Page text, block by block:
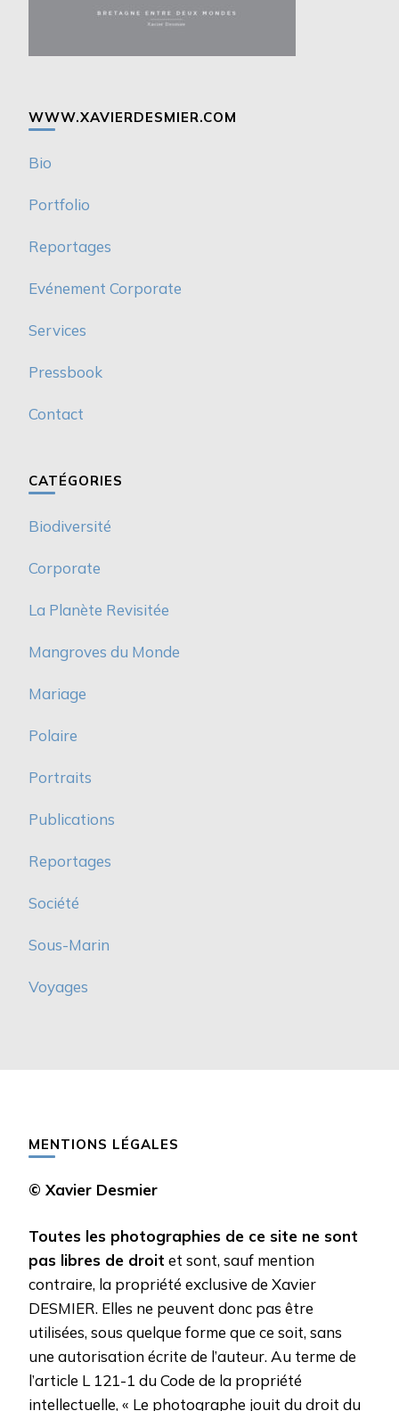
WWW.XAVIERDESMIER.COM
Bio
Portfolio
Reportages
Evénement Corporate
Services
Pressbook
Contact
CATÉGORIES
Biodiversité
Corporate
La Planète Revisitée
Mangroves du Monde
Mariage
Polaire
Portraits
Publications
Reportages
Société
Sous-Marin
Voyages
MENTIONS LÉGALES
© Xavier Desmier
Toutes les photographies de ce site ne sont
pas libres de droit et sont, sauf mention
contraire, la propriété exclusive de Xavier
DESMIER. Elles ne peuvent donc pas être
utilisées, sous quelque forme que ce soit, sans
une autorisation écrite de l’auteur. Au terme de
l’article L 121-1 du Code de la propriété
intellectuelle, « Le photographe jouit du droit du